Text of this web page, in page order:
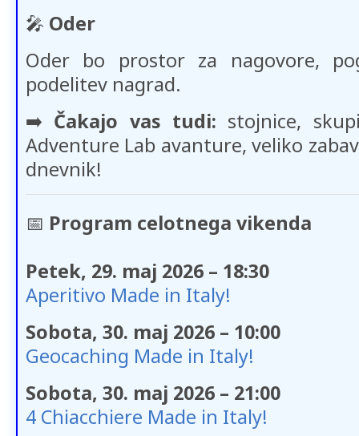
🎤 Oder
Oder bo prostor za nagovore,
podelitev nagrad.
➡️ Čakajo vas tudi: stojnice,
Adventure Lab avanture, veliko
dnevnik!
📅 Program celotnega vikenda
Petek, 29. maj 2026 – 18:30
Aperitivo Made in Italy!
Sobota, 30. maj 2026 – 10:00
Geocaching Made in Italy!
Sobota, 30. maj 2026 – 21:00
4 Chiacchiere Made in Italy!